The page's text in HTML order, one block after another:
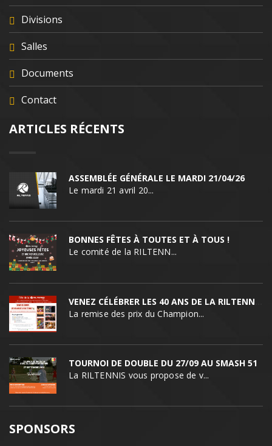
Divisions
Salles
Documents
Contact
ARTICLES RÉCENTS
ASSEMBLÉE GÉNÉRALE LE MARDI 21/04/26
Le mardi 21 avril 20...
BONNES FÊTES À TOUTES ET À TOUS !
Le comité de la RILTENN...
La remise des prix du Champion...
TOURNOI DE DOUBLE DU 27/09 AU SMASH 51
La RILTENNIS vous propose de v...
SPONSORS